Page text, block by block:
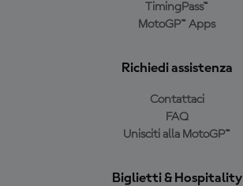
TimingPass™
MotoGP™ Apps
Richiedi assistenza
Contattaci
FAQ
Unisciti alla MotoGP™
Biglietti & Hospitality